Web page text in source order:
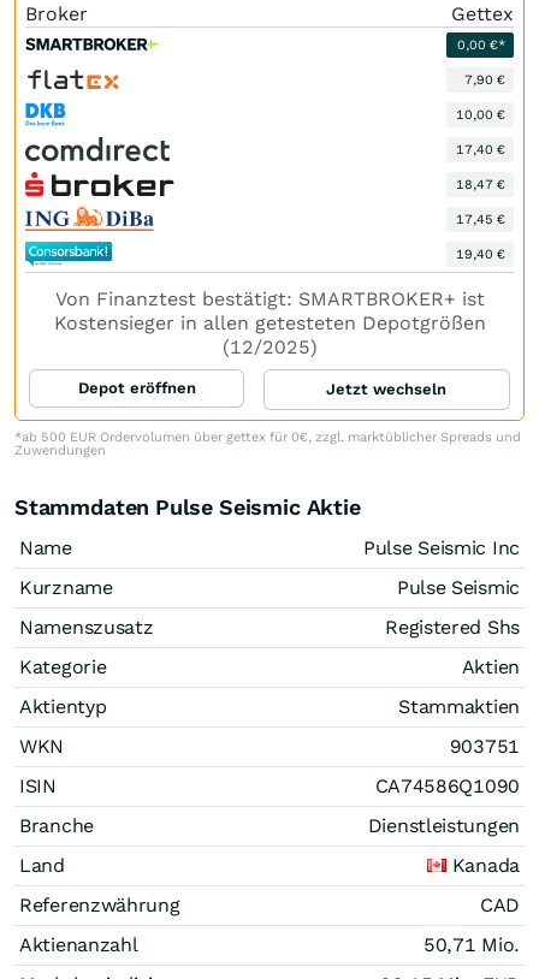
Broker Gettex
0,00 €*
7,90 €
10,00 €
17,40 €
18,47 €
17,45 €
19,40 €
Von Finanztest bestätigt: SMARTBROKER+ ist
Kostensieger in allen getesteten Depotgrößen
(12/2025)
Depot eröffnen Jetzt wechseln
*ab 500 EUR Ordervolumen über gettex für 0€, zzgl. marktüblicher Spreads und
Zuwendungen
Stammdaten Pulse Seismic Aktie
Name
Pulse Seismic Inc
Kurzname
Pulse Seismic
Namenszusatz
Registered Shs
Kategorie
Aktien
Aktientyp
Stammaktien
WKN
903751
ISIN
CA74586Q1090
Branche
Dienstleistungen
Land
Kanada
Referenzwährung
CAD
Aktienanzahl
50,71 Mio.